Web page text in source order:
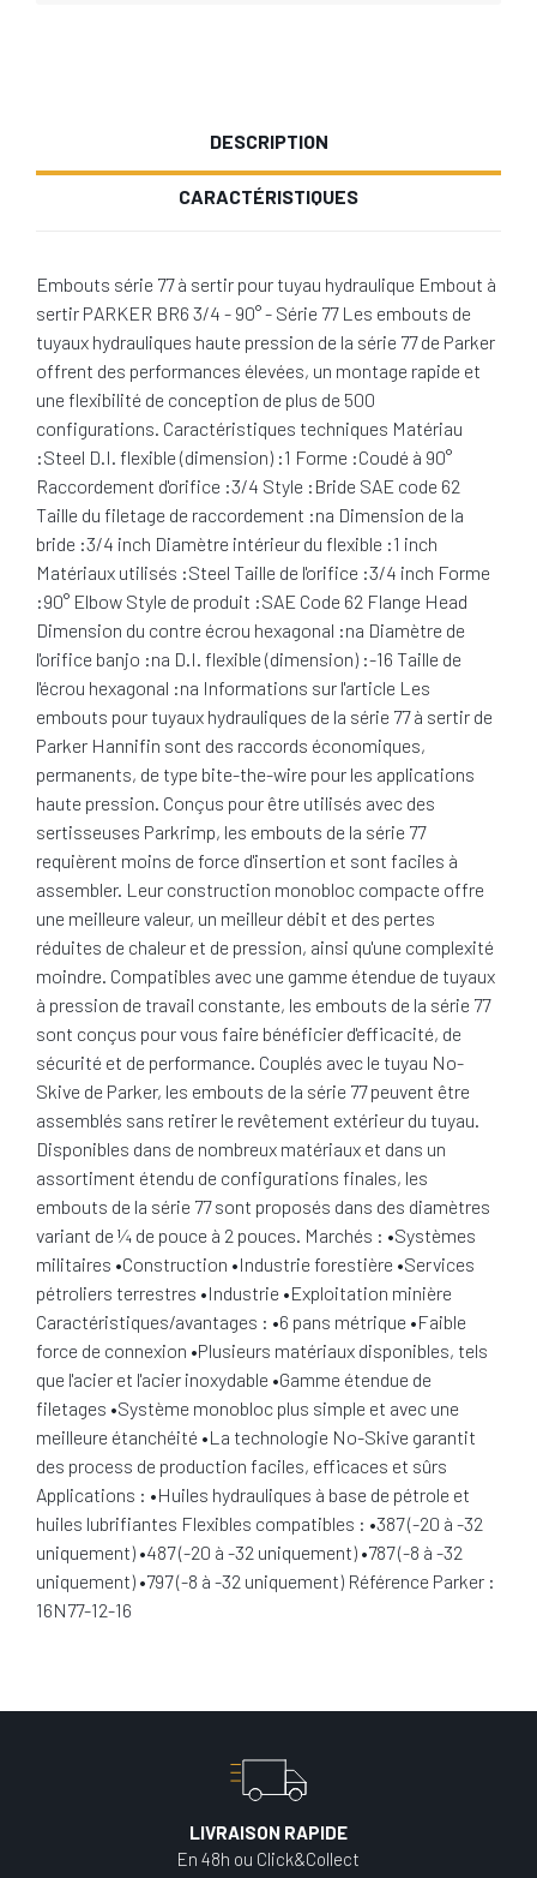
DESCRIPTION
CARACTÉRISTIQUES
Embouts série 77 à sertir pour tuyau hydraulique Embout à
sertir PARKER BR6 3/4 - 90° - Série 77 Les embouts de
tuyaux hydrauliques haute pression de la série 77 de Parker
offrent des performances élevées, un montage rapide et
une flexibilité de conception de plus de 500
configurations. Caractéristiques techniques Matériau
:Steel D.I. flexible (dimension) :1 Forme :Coudé à 90°
Raccordement d'orifice :3/4 Style :Bride SAE code 62
Taille du filetage de raccordement :na Dimension de la
bride :3/4 inch Diamètre intérieur du flexible :1 inch
Matériaux utilisés :Steel Taille de l'orifice :3/4 inch Forme
:90° Elbow Style de produit :SAE Code 62 Flange Head
Dimension du contre écrou hexagonal :na Diamètre de
l'orifice banjo :na D.I. flexible (dimension) :-16 Taille de
l'écrou hexagonal :na Informations sur l'article Les
embouts pour tuyaux hydrauliques de la série 77 à sertir de
Parker Hannifin sont des raccords économiques,
permanents, de type bite-the-wire pour les applications
haute pression. Conçus pour être utilisés avec des
sertisseuses Parkrimp, les embouts de la série 77
requièrent moins de force d'insertion et sont faciles à
assembler. Leur construction monobloc compacte offre
une meilleure valeur, un meilleur débit et des pertes
réduites de chaleur et de pression, ainsi qu'une complexité
moindre. Compatibles avec une gamme étendue de tuyaux
à pression de travail constante, les embouts de la série 77
sont conçus pour vous faire bénéficier d'efficacité, de
sécurité et de performance. Couplés avec le tuyau No-
Skive de Parker, les embouts de la série 77 peuvent être
assemblés sans retirer le revêtement extérieur du tuyau.
Disponibles dans de nombreux matériaux et dans un
assortiment étendu de configurations finales, les
embouts de la série 77 sont proposés dans des diamètres
variant de ¼ de pouce à 2 pouces. Marchés : •Systèmes
militaires •Construction •Industrie forestière •Services
pétroliers terrestres •Industrie •Exploitation minière
Caractéristiques/avantages : •6 pans métrique •Faible
force de connexion •Plusieurs matériaux disponibles, tels
que l'acier et l'acier inoxydable •Gamme étendue de
filetages •Système monobloc plus simple et avec une
meilleure étanchéité •La technologie No-Skive garantit
des process de production faciles, efficaces et sûrs
Applications : •Huiles hydrauliques à base de pétrole et
huiles lubrifiantes Flexibles compatibles : •387 (-20 à -32
uniquement) •487 (-20 à -32 uniquement) •787 (-8 à -32
uniquement) •797 (-8 à -32 uniquement) Référence Parker :
16N77-12-16
LIVRAISON RAPIDE
En 48h ou Click&Collect